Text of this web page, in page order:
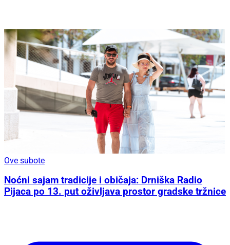
Ove subote
Noćni sajam tradicije i običaja: Drniška Radio
Pijaca po 13. put oživljava prostor gradske tržnice